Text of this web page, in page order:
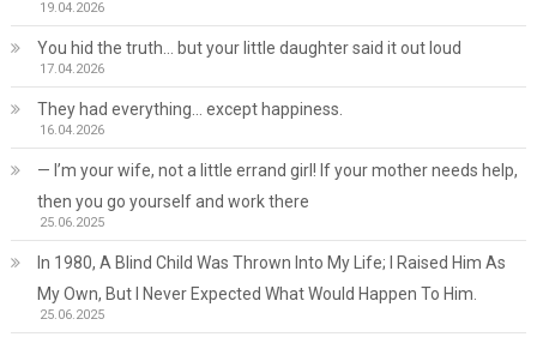
19.04.2026
You hid the truth… but your little daughter said it out loud
17.04.2026
They had everything… except happiness.
16.04.2026
— I’m your wife, not a little errand girl! If your mother needs help,
then you go yourself and work there
25.06.2025
In 1980, A Blind Child Was Thrown Into My Life; I Raised Him As
My Own, But I Never Expected What Would Happen To Him.
25.06.2025